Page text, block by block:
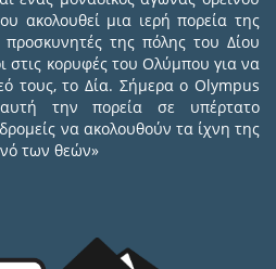
ακολουθεί μια ιερή πορεία της
της πόλης του Δίου
στις κορυφές του Ολύμπου για να
τους, το Δία. Σήμερα ο Olympus
την πορεία σε υπέρτατο
να ακολουθούν τα ίχνη της
των θεών»